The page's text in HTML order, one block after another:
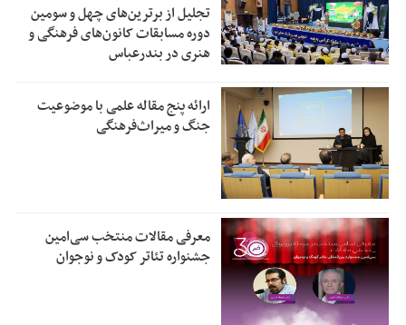
تجلیل از بر‌ترین‌های چهل و سومین
دوره مسابقات کانون‌های فرهنگی و
هنری در بندرعباس
ارائه پنج مقاله علمی با موضوعیت
جنگ و میراث‌فرهنگی
معرفی مقالات منتخب سی‌امین
جشنواره تئاتر کودک و نوجوان